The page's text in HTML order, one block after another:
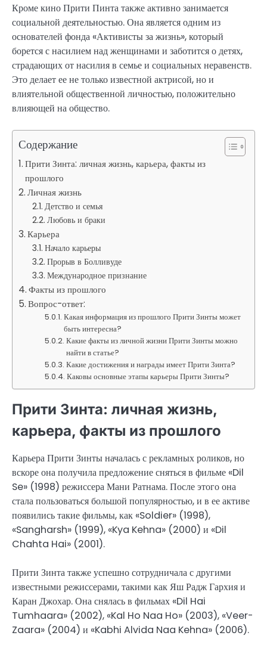
Кроме кино Прити Пинта также активно занимается
социальной деятельностью. Она является одним из
основателей фонда «Активисты за жизнь», который
борется с насилием над женщинами и заботится о детях,
страдающих от насилия в семье и социальных неравенств.
Это делает ее не только известной актрисой, но и
влиятельной общественной личностью, положительно
влияющей на общество.
Содержание
Прити Зинта: личная жизнь, карьера, факты из
прошлого
Личная жизнь
Детство и семья
Любовь и браки
Карьера
Начало карьеры
Прорыв в Болливуде
Международное признание
Факты из прошлого
Вопрос-ответ:
Какая информация из прошлого Прити Зинты может
быть интересна?
Какие факты из личной жизни Прити Зинты можно
найти в статье?
Какие достижения и награды имеет Прити Зинта?
Каковы основные этапы карьеры Прити Зинты?
Прити Зинта: личная жизнь,
карьера, факты из прошлого
Карьера Прити Зинты началась с рекламных роликов, но
вскоре она получила предложение сняться в фильме «Dil
Se» (1998) режиссера Мани Ратнама. После этого она
стала пользоваться большой популярностью, и в ее активе
появились такие фильмы, как «Soldier» (1998),
«Sangharsh» (1999), «Kya Kehna» (2000) и «Dil
Chahta Hai» (2001).
Прити Зинта также успешно сотрудничала с другими
известными режиссерами, такими как Яш Радж Гархия и
Каран Джохар. Она снялась в фильмах «Dil Hai
Tumhaara» (2002), «Kal Ho Naa Ho» (2003), «Veer-
Zaara» (2004) и «Kabhi Alvida Naa Kehna» (2006).